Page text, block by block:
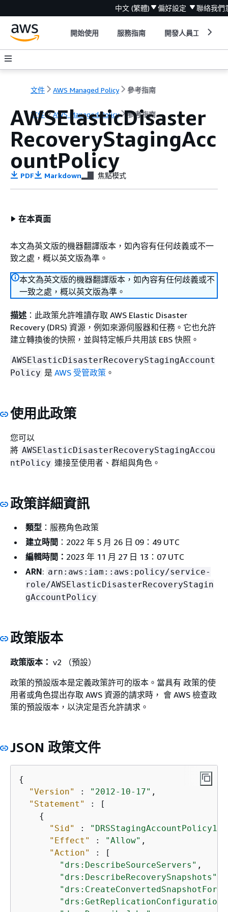
中文 (繁體) 偏好設定 聯絡我們
開始使用 服務指南 開發人員工具
文件 AWS Managed Policy 參考指南
文件 AWS Managed Policy 參考指南
AWSElasticDisaster
RecoveryStagingAcc
ountPolicy
PDF Markdown 焦點模式
在本頁面
本文為英文版的機器翻譯版本，如內容有任何歧義或不一
致之處，概以英文版為準。
本文為英文版的機器翻譯版本，如內容有任何歧義或不
一致之處，概以英文版為準。
描述 ：此政策允許唯讀存取 AWS Elastic Disaster
Recovery (DRS) 資源，例如來源伺服器和任務。它也允許
建立轉換後的快照，並與特定帳戶共用該 EBS 快照。
AWSElasticDisasterRecoveryStagingAccount
Policy 是 AWS 受管政策 。
使用此政策
您可以
將 AWSElasticDisasterRecoveryStagingAccou
ntPolicy 連接至使用者、群組與角色。
政策詳細資訊
類型 ：服務角色政策
建立時間 ：2022 年 5 月 26 日 09：49 UTC
編輯時間： 2023 年 11 月 27 日 13：07 UTC
ARN: arn:aws:iam::aws:policy/service-
role/AWSElasticDisasterRecoveryStagin
gAccountPolicy
政策版本
政策版本： v2 （預設）
政策的預設版本是定義政策許可的版本。當具有 政策的使
用者或角色提出存取 AWS 資源的請求時， 會 AWS 檢查政
策的預設版本，以決定是否允許請求。
JSON 政策文件
{
"Version"
: "2012-10-17" ,
"Statement"
: [
{
"Sid"
: "DRSStagingAccountPolicy1"
"Effect"
: "Allow" ,
"Action"
: [
"drs:DescribeSourceServers" ,
"drs:DescribeRecoverySnapshots"
"drs:GetReplicationConfiguration"